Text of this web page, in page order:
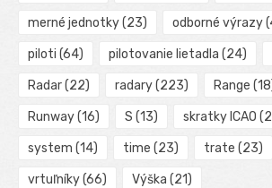
merné jednotky(23) odborné výrazy
piloti (64) pilotovanie lietadla (24)
Radar(22) radary(223) Range
Runway(16) S (13) skratky ICAO
system (14) time (23) trate (23)
vrtuľníky(66) Výška (21)